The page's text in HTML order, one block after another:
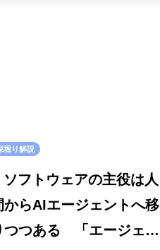
堀り解説
ソフトウェアの主役は人
からAIエージェントへ移
つつある 「エージェン